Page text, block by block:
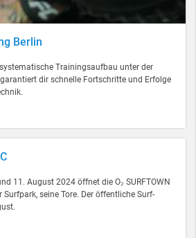
Berlin
Trainingsaufbau unter der
dir schnelle Fortschritte und Erfolge
11. August 2024 öffnet die O₂ SURFTOWN
Surfpark, seine Tore. Der öffentliche Surf-